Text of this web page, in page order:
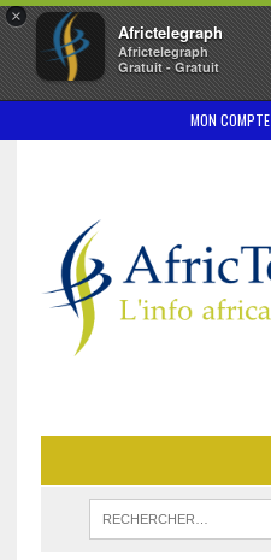
×
Africtelegraph
Africtelegraph
Gratuit - Gratuit
MON COMPTE